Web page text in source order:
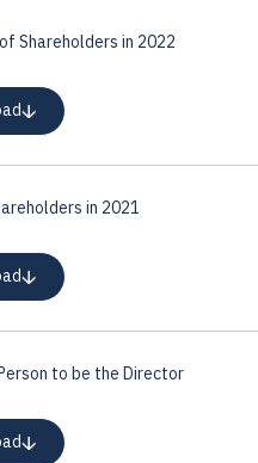
Shareholders in 2022
in 2021
to be the Director